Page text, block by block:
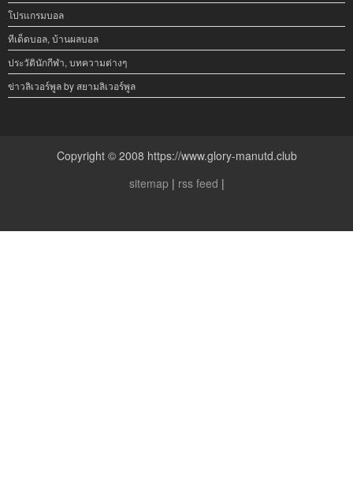
โปรแกรมบอล
ทีเด็ดบอล, บ้านผลบอล
ประวัตินักกีฬา, บทความต่างๆ
ข่าวลิเวอร์พูล by สยามลิเวอร์พูล
Copyright © 2008 https://www.glory-manutd.club
sitemap| rss feed |